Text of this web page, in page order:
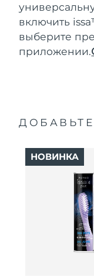
включить
выберите
приложении.
НОВИНКА